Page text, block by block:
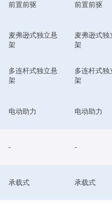
前置前驱 前置前驱
麦弗逊式独立悬
架
麦弗逊式独
架
多连杆式独立悬
架
多连杆式独
架
电动助力 电动助力
- -
承载式 承载式